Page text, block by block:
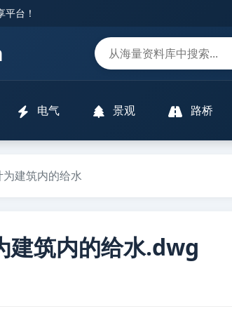
台！
电气 景观 路桥
建筑内的给水
建筑内的给水.dwg